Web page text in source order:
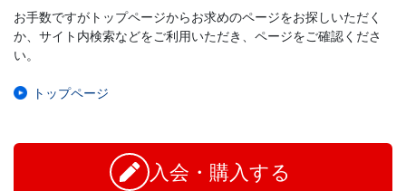
ト】
自
ら
学
お手数ですがトップページからお求めのページをお探しいただく
か、サイト内検索などをご利用いただき、ページをご確認くださ
い。
トップページ
入会・購入する